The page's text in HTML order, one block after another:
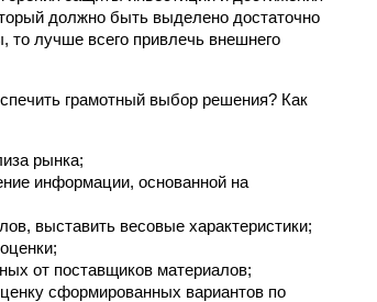
должно быть выделено достаточно
то лучше всего привлечь внешнего
грамотный выбор решения? Как
рынка;
информации, основанной на
выставить весовые характеристики;
от поставщиков материалов;
сформированных вариантов по